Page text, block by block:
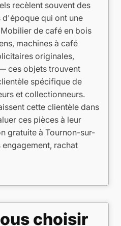
recèlent souvent des
qui ont une
de café en bois
machines à café
originales,
ces objets trouvent
spécifique de
et collectionneurs.
cette clientèle dans
ces pièces à leur
gratuite à Tournon-sur-
engagement, rachat
choisir